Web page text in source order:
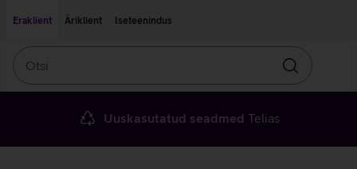
Eraklient
Äriklient Iseteenindus
Otsin
Uuskasutatud seadmed Telias